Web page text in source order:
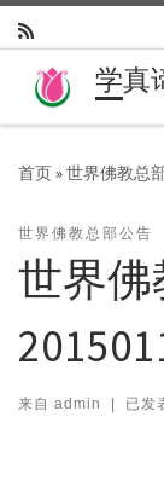
Skip to content
学真
首页»世界佛教总
世界佛教总部公告
世界佛
来自 admin | 已发